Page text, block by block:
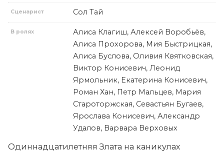
Сценарист Сол Тай
В ролях
Алиса Клагиш, Алексей Воробьёв,
Алиса Прохорова, Мия Быстрицкая,
Алиса Буслова, Оливия Квятковская,
Виктор Конисевич, Леонид
Ярмольник, Екатерина Конисевич,
Роман Хан, Петр Мальцев, Мария
Староторжская, Севастьян Бугаев,
Ярослава Конисевич, Александр
Удалов, Варвара Верховых
Одиннадцатилетняя Злата на каникулах